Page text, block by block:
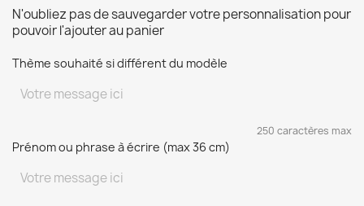
N'oubliez pas de sauvegarder votre personnalisation pour
pouvoir l'ajouter au panier
Thème souhaité si différent du modèle
250 caractères max
Prénom ou phrase à écrire (max 36 cm)